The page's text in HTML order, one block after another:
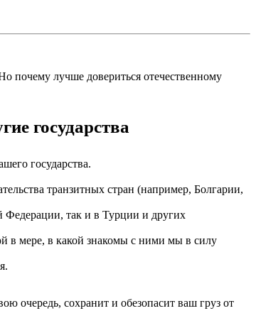
почему лучше довериться отечественному
государства
государства.
транзитных стран (например, Болгарии,
Федерации, так и в Турции и других
в мере, в какой знакомы с ними мы в силу
очередь, сохранит и обезопасит ваш груз от